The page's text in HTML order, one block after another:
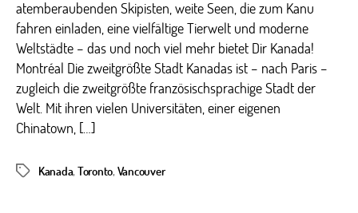
atemberaubenden Skipisten, weite Seen, die zum Kanu
fahren einladen, eine vielfältige Tierwelt und moderne
Weltstädte – das und noch viel mehr bietet Dir Kanada!
Montréal Die zweitgrößte Stadt Kanadas ist – nach Paris –
zugleich die zweitgrößte französischsprachige Stadt der
Welt. Mit ihren vielen Universitäten, einer eigenen
Chinatown, […]
Schlagwörter
Kanada, Toronto, Vancouver